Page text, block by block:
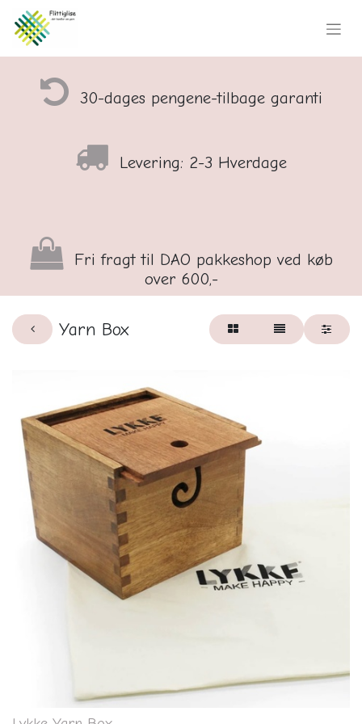
30-dages pengene-tilbage garanti
Levering: 2-3 Hverdage
Fri fragt til DAO pakkeshop ved køb
over 600,-
Yarn Box